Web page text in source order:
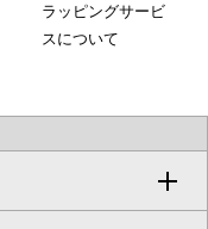
ラッピングサービ
スについて